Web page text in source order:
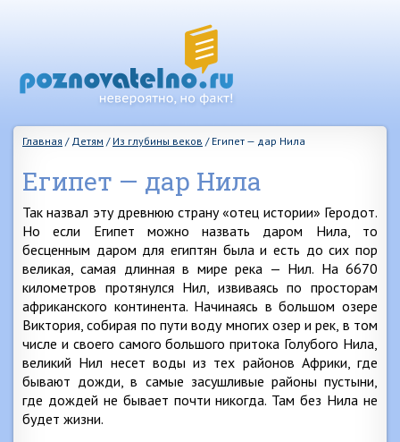
Главная / Детям / Из глубины веков / Египет — дар Нила
Египет — дар Нила
Так назвал эту древнюю страну «отец истории» Геродот.
Но если Египет можно назвать даром Нила, то
бесценным даром для египтян была и есть до сих пор
великая, самая длинная в мире река — Нил. На 6670
километров протянулся Нил, извиваясь по просторам
африканского континента. Начинаясь в большом озере
Виктория, собирая по пути воду многих озер и рек, в том
числе и своего самого большого притока Голубого Нила,
великий Нил несет воды из тех районов Африки, где
бывают дожди, в самые засушливые районы пустыни,
где дождей не бывает почти никогда. Там без Нила не
будет жизни.